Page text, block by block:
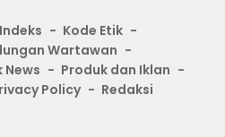
Indeks
Kode Etik
Wartawan
News
Produk dan Iklan
Policy Redaksi